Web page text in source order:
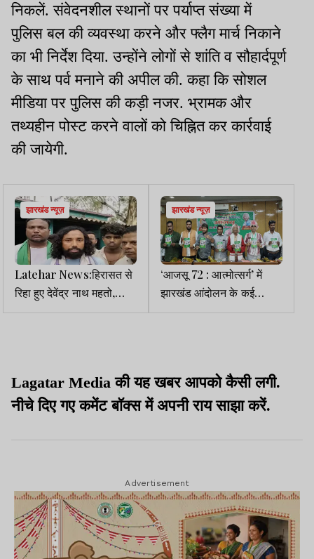
निकलें. संवेदनशील स्थानों पर पर्याप्त संख्या में
पुलिस बल की व्यवस्था करने और फ्लैग मार्च निकाने
का भी निर्देश दिया. उन्होंने लोगों से शांति व सौहार्दपूर्ण
के साथ पर्व मनाने की अपील की. कहा कि सोशल
मीडिया पर पुलिस की कड़ी नजर. भ्रामक और
तथ्यहीन पोस्ट करने वालों को चिह्नित कर कार्रवाई
की जायेगी.
झारखंड न्यूज़
Latehar News:हिरासत से
रिहा हुए देवेंद्र नाथ महतो,
समर्थकों ने निकाला जुलूस
झारखंड न्यूज़
‘आजसू 72 : आत्मोत्सर्ग’ में
झारखंड आंदोलन के कई
खुलासों का दावा
Lagatar Media की यह खबर आपको कैसी लगी.
नीचे दिए गए कमेंट बॉक्स में अपनी राय साझा करें.
Advertisement